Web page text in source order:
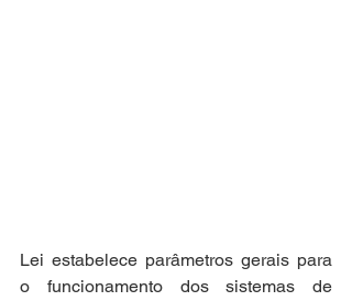
Lei estabelece parâmetros gerais para
o funcionamento dos sistemas de